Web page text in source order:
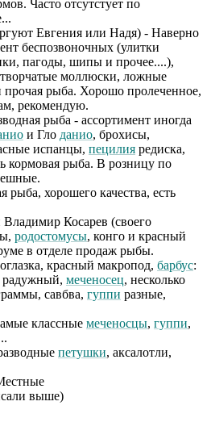
Часто отсутстует по
Евгения или Надя) - Наверно
беспозвоночных (улитки
пагоды, шипы и прочее....),
моллюски, ложные
рыба. Хорошо пролеченное,
рекомендую.
рыба - ассортимент иногда
и Гло данио, брохисы,
испанцы, пецилия редиска,
кормовая рыба. В розницу по
рыба, хорошего качества, есть
Косарев (своего
родостомусы, конго и красный
в отделе продаж рыбы.
красный макропод, барбус:
радужный, меченосец, несколько
савбва, гуппи разные,
классные меченосцы, гуппи,
петушки, аксалотли,
выше)